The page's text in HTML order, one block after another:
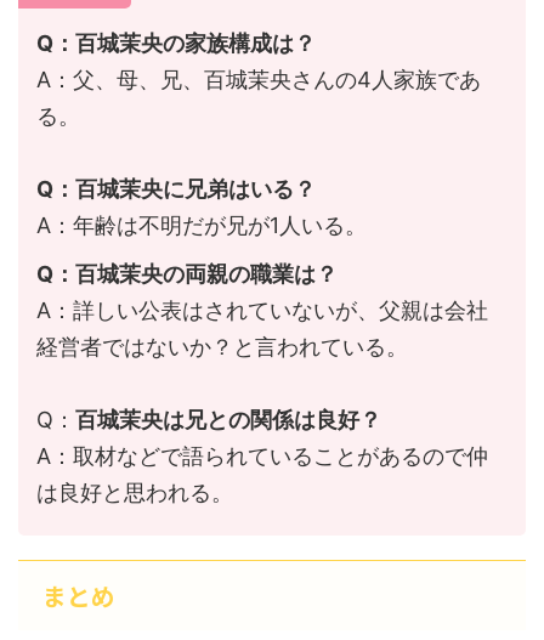
Q：百城茉央の家族構成は？
A：父、母、兄、百城茉央さんの4人家族であ
る。
Q：百城茉央に兄弟はいる？
A：年齢は不明だが兄が1人いる。
Q：百城茉央の両親の職業は？
A：詳しい公表はされていないが、父親は会社
経営者ではないか？と言われている。
Q： 百城茉央は兄との関係は良好？
A：取材などで語られていることがあるので仲
は良好と思われる。
まとめ